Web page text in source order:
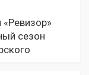
сезон